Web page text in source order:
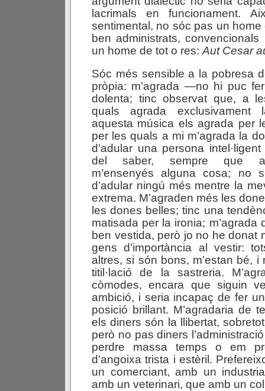
lacrimals en funcionament.
sentimental, no sóc pas un home
ben administrats,
un home de tot o res: Aut Cesar
Sóc més sensible a la pobresa
pròpia: m’agrada —no hi puc
dolenta; tinc observat que, a
quals agrada exclusivament
aquesta música els agrada per
per les quals a mi m’agrada la
d’adular una persona
del saber, sempre que
m’ensenyés alguna cosa; no
d’adular ningú més mentre la
extrema. M’agraden més les
les dones belles; tinc una
matisada per la ironia; m’agrada
ben vestida, però jo no he donat
gens d’importància al vestir:
altres, si són bons, m’estan bé,
titil·lació de la sastreria.
còmodes, encara que siguin
ambició, i seria incapaç de fer
posició brillant. M’agradaria de
els diners són la llibertat,
però no pas diners
perdre massa temps o em
d’angoixa trista i estèril.
un comerciant, amb un
amb un veterinari, que amb un